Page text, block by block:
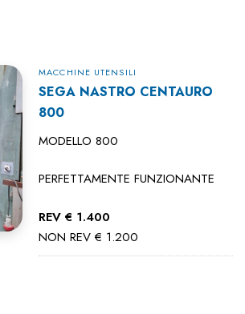
MACCHINE UTENSILI
SEGA NASTRO CENTAURO
800
MODELLO 800
PERFETTAMENTE FUNZIONANTE
REV € 1.400
NON REV € 1.200